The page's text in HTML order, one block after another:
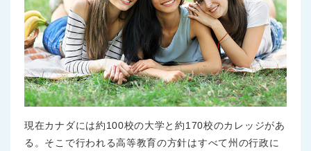
現在カナダには約100校の大学と約170校のカレッジがあ
る。そこで行われる高等教育の方針はすべて州の行政に